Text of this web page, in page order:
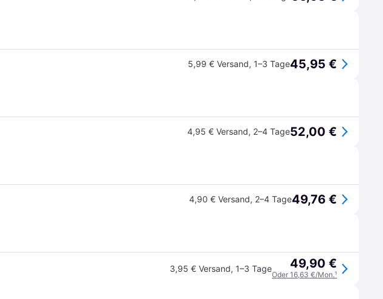
5,99 € Versand, 1–3 Tage45,95 €
4,95 € Versand, 2–4 Tage52,00 €
4,90 € Versand, 2–4 Tage49,76 €
3,95 € Versand, 1–3 Tage 49,90 €
Oder 16,63 €/Mon.¹